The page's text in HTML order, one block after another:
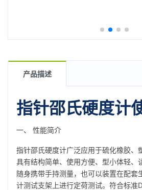
产品描述
指针邵氏硬度计
一、 性能简介
指针邵氏硬度计广泛应用于硫化橡胶、
具有结构简单、使用方便、型小体轻、
随身携带手持测量，也可以装置在配套
计测试支架上进行定荷测试。符合标